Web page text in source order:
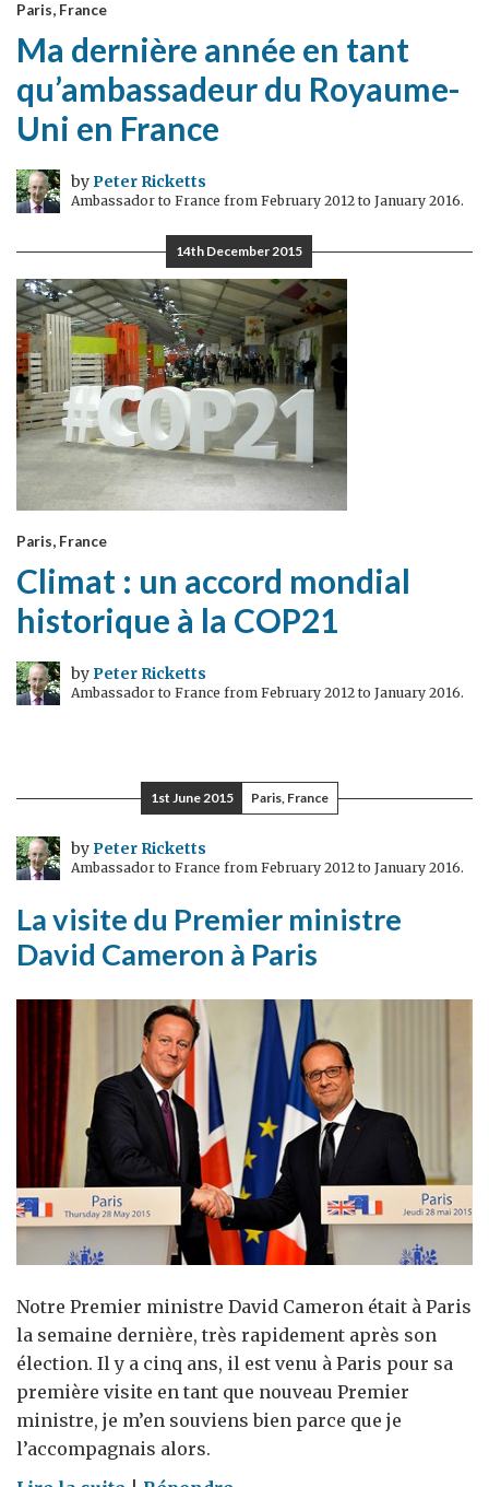
Paris, France
Ma dernière année en tant
qu’ambassadeur du Royaume-
Uni en France
byPeter Ricketts
Ambassador to France from February 2012 to January 2016.
14th December 2015
Paris, France
Climat : un accord mondial
historique à la COP21
byPeter Ricketts
Ambassador to France from February 2012 to January 2016.
1st June 2015 Paris, France
byPeter Ricketts
Ambassador to France from February 2012 to January 2016.
La visite du Premier ministre
David Cameron à Paris
Notre Premier ministre David Cameron était à Paris
la semaine dernière, très rapidement après son
élection. Il y a cinq ans, il est venu à Paris pour sa
première visite en tant que nouveau Premier
ministre, je m’en souviens bien parce que je
l’accompagnais alors.